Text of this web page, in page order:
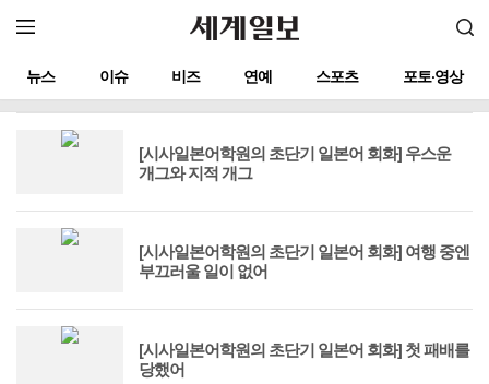
뉴스 이슈 비즈 연예 스포츠 포토·영상
[시사일본어학원의 초단기 일본어 회화] 우스운
개그와 지적 개그
[시사일본어학원의 초단기 일본어 회화] 여행 중엔
부끄러울 일이 없어
[시사일본어학원의 초단기 일본어 회화] 첫 패배를
당했어